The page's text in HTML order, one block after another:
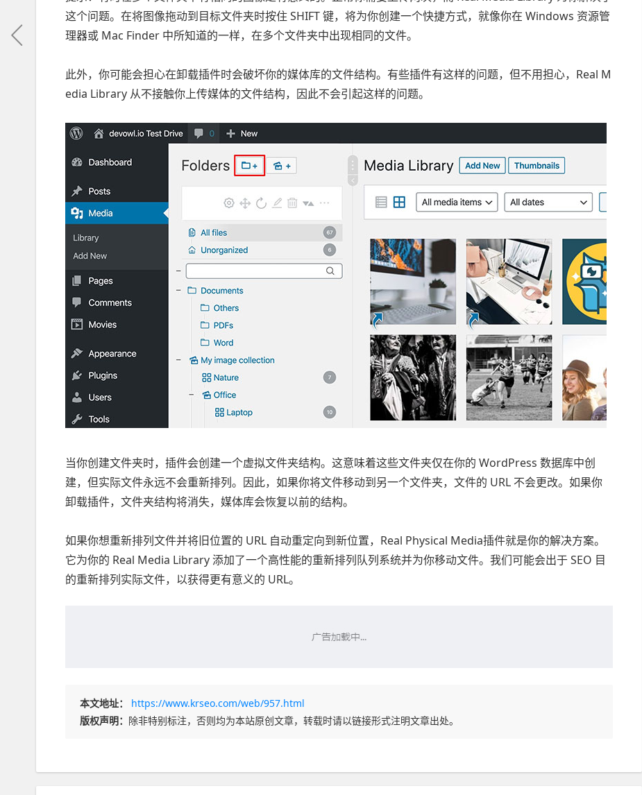
这个问题。在将图像拖动到目标文件夹时按住 SHIFT 键，将为你创建一个快捷方式，就像你在 Windows 资源管
理器或 Mac Finder 中所知道的一样，在多个文件夹中出现相同的文件。
此外，你可能会担心在卸载插件时会破坏你的媒体库的文件结构。有些插件有这样的问题，但不用担心，Real M
edia Library 从不接触你上传媒体的文件结构，因此不会引起这样的问题。
当你创建文件夹时，插件会创建一个虚拟文件夹结构。这意味着这些文件夹仅在你的 WordPress 数据库中创
建，但实际文件永远不会重新排列。因此，如果你将文件移动到另一个文件夹，文件的 URL 不会更改。如果你
卸载插件，文件夹结构将消失，媒体库会恢复以前的结构。
如果你想重新排列文件并将旧位置的 URL 自动重定向到新位置，Real Physical Media插件就是你的解决方案。
它为你的 Real Media Library 添加了一个高性能的重新排列队列系统并为你移动文件。我们可能会出于 SEO 目
的重新排列实际文件，以获得更有意义的 URL。
本文地址：
https://www.krseo.com/web/957.html
版权声明： 除非特别标注，否则均为本站原创文章，转载时请以链接形式注明文章出处。